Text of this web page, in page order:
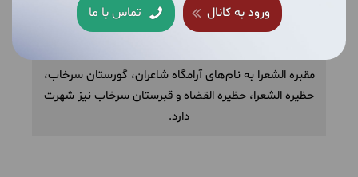
ورود به کانال تماس با ما
مقبره الشعرا به نام‌های آرامگاه شاعران، گورستان سرخاب،
حظیره الشعرا، حظیره القضاه و قبرستان سرخاب نیز شهرت
دارد.